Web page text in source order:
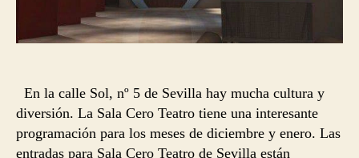
En la calle Sol, nº 5 de Sevilla hay mucha cultura y
diversión. La Sala Cero Teatro tiene una interesante
programación para los meses de diciembre y enero. Las
entradas para Sala Cero Teatro de Sevilla están